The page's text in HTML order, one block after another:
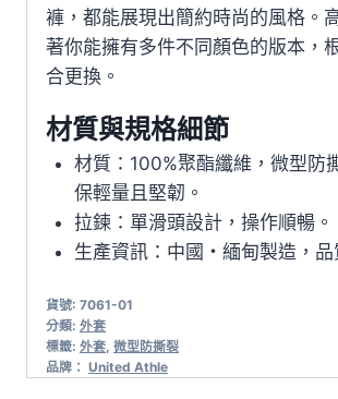
褲，都能展現出簡約時尚的風格。
著你能擁有多件不同顏色的版本，
合更換。
材質與規格細節
材質：100%聚酯纖維，微型防
保輕量且堅韌。
拉鍊：單滑頭設計，操作順暢。
生產資訊：中國・緬甸製造，品
貨號: 7061-01
分類: 外套
標籤: 外套, 微型防撕裂
品牌： United Athle